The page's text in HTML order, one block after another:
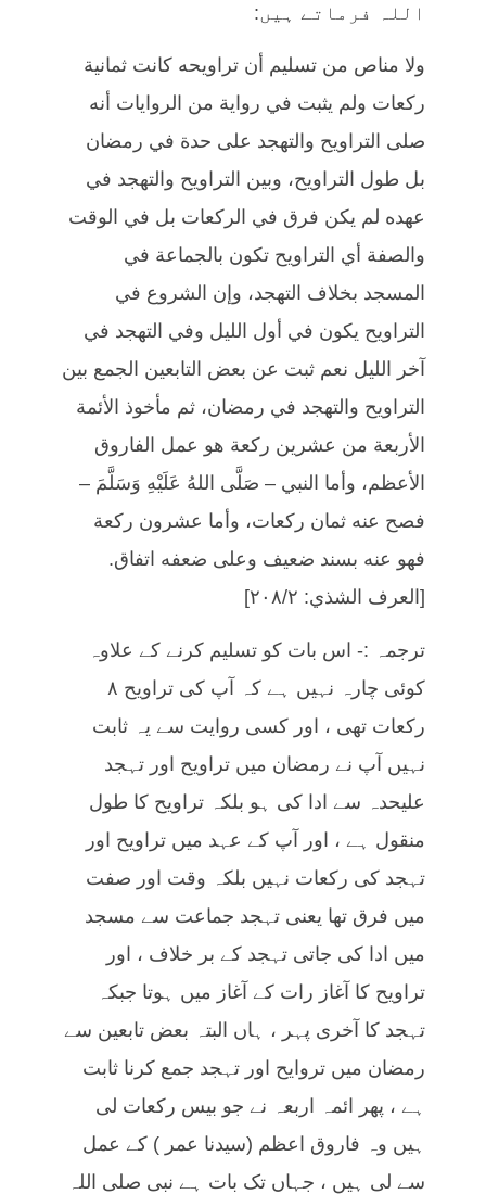
اللہ فرماتے ہیں:
ولا مناص من تسليم أن تراويحه كانت ثمانية
ركعات ولم يثبت في رواية من الروايات أنه
صلى التراويح والتهجد على حدة في رمضان
بل طول التراويح، وبين التراويح والتهجد في
عهده لم يكن فرق في الركعات بل في الوقت
والصفة أي التراويح تكون بالجماعة في
المسجد بخلاف التهجد، وإن الشروع في
التراويح يكون في أول الليل وفي التهجد في
آخر الليل نعم ثبت عن بعض التابعين الجمع بين
التراويح والتهجد في رمضان، ثم مأخوذ الأئمة
الأربعة من عشرين ركعة هو عمل الفاروق
الأعظم، وأما النبي – صَلَّى اللهُ عَلَيْهِ وَسَلَّمَ –
فصح عنه ثمان ركعات، وأما عشرون ركعة
فهو عنه بسند ضعيف وعلى ضعفه اتفاق.
[العرف الشذي: ٢٠٨/٢]
ترجمہ :- اس بات کو تسلیم کرنے کے علاوہ
کوئی چارہ نہیں ہے کہ آپ کی تراویح ۸
رکعات تھی ، اور کسی روایت سے یہ ثابت
نہیں آپ نے رمضان میں تراویح اور تہجد
علیحدہ سے ادا کی ہو بلکہ تراویح کا طول
منقول ہے ، اور آپ کے عہد میں تراویح اور
تہجد کی رکعات نہیں بلکہ وقت اور صفت
میں فرق تھا یعنی تہجد جماعت سے مسجد
میں ادا کی جاتی تہجد کے بر خلاف ، اور
تراویح کا آغاز رات کے آغاز میں ہوتا جبکہ
تہجد کا آخری پہر ، ہاں البتہ بعض تابعین سے
رمضان میں تروایح اور تہجد جمع کرنا ثابت
ہے ، پھر ائمہ اربعہ نے جو بیس رکعات لی
ہیں وہ فاروق اعظم (سیدنا عمر ) کے عمل
سے لی ہیں ، جہاں تک بات ہے نبی صلی اللہ